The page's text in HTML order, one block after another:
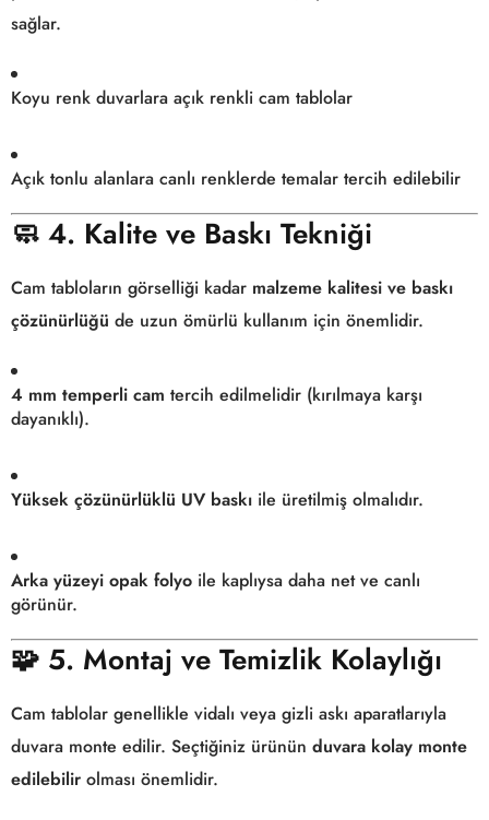
sağlar.
Koyu renk duvarlara açık renkli cam tablolar
Açık tonlu alanlara canlı renklerde temalar tercih edilebilir
🧼 4. Kalite ve Baskı Tekniği
Cam tabloların görselliği kadar malzeme kalitesi ve baskı
çözünürlüğü de uzun ömürlü kullanım için önemlidir.
4 mm temperli cam tercih edilmelidir (kırılmaya karşı
dayanıklı).
Yüksek çözünürlüklü UV baskı ile üretilmiş olmalıdır.
Arka yüzeyi opak folyo ile kaplıysa daha net ve canlı
görünür.
🧩 5. Montaj ve Temizlik Kolaylığı
Cam tablolar genellikle vidalı veya gizli askı aparatlarıyla
duvara monte edilir. Seçtiğiniz ürünün duvara kolay monte
edilebilir olması önemlidir.